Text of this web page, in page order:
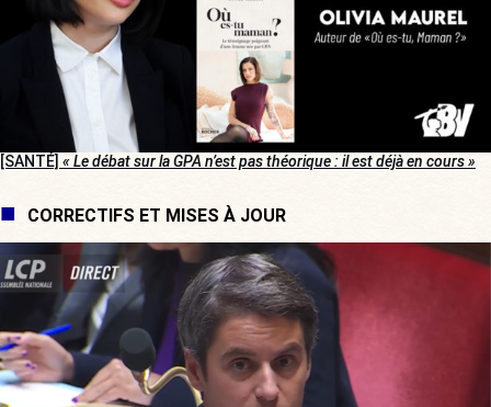
[SANTÉ] « Le débat sur la GPA n’est pas théorique : il est déjà en cours »
CORRECTIFS ET MISES À JOUR